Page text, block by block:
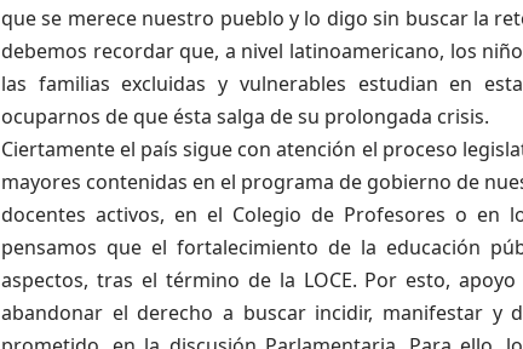
que se merece nuestro pueblo y lo digo sin buscar la
debemos recordar que, a nivel latinoamericano, los
las familias excluidas y vulnerables estudian en
ocuparnos de que ésta salga de su prolongada crisis.
Ciertamente el país sigue con atención el proceso
mayores contenidas en el programa de gobierno de
docentes activos, en el Colegio de Profesores o en
pensamos que el fortalecimiento de la educación
aspectos, tras el término de la LOCE. Por esto,
abandonar el derecho a buscar incidir, manifestar y